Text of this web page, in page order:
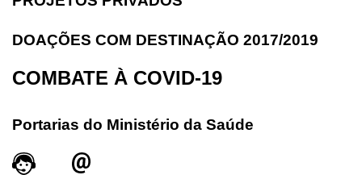
DOAÇÕES COM DESTINAÇÃO 2017/2019
COMBATE À COVID-19
Portarias do Ministério da Saúde